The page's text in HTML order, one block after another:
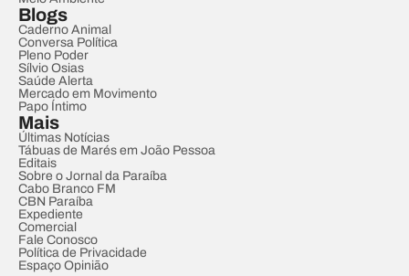
Blogs
Caderno Animal
Conversa Política
Pleno Poder
Sílvio Osias
Saúde Alerta
Mercado em Movimento
Papo Íntimo
Mais
Últimas Notícias
Tábuas de Marés em João Pessoa
Editais
Sobre o Jornal da Paraíba
Cabo Branco FM
CBN Paraíba
Expediente
Comercial
Fale Conosco
Política de Privacidade
Espaço Opinião